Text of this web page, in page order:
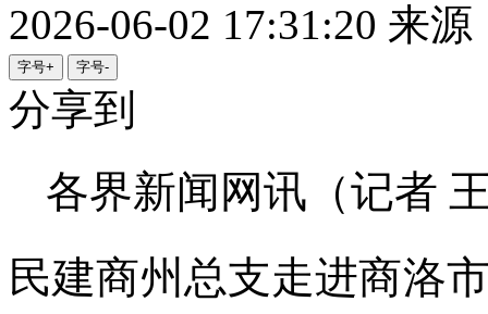
2026-06-02 17:31:20 来源
字号+ 字号-
分享到
各界新闻网讯（记者
民建商州总支走进商洛